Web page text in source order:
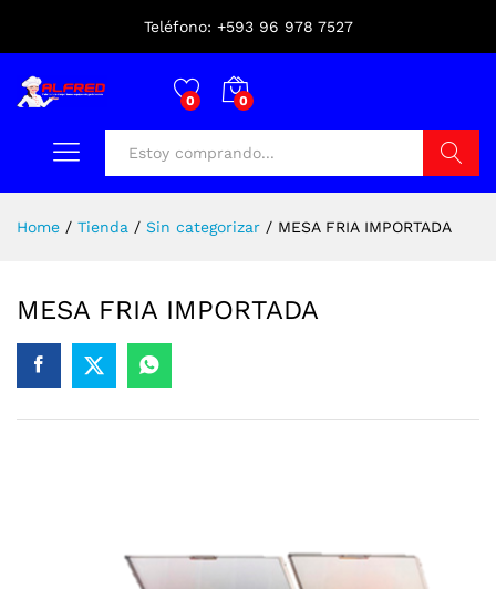
Teléfono: +593 96 978 7527
0 0
Home / Tienda / Sin categorizar / MESA FRIA IMPORTADA
MESA FRIA IMPORTADA